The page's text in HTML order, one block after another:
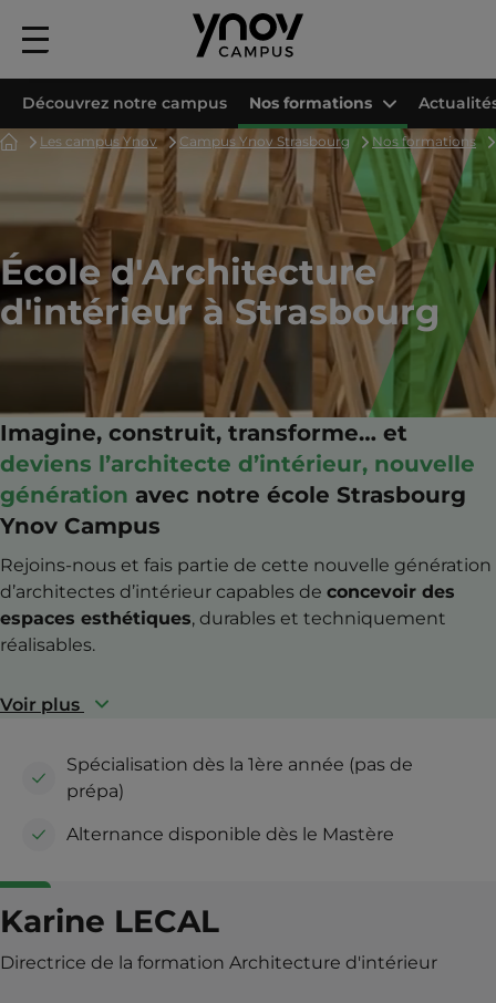
Menu
principal
AccueilLes campus Ynov Campus Ynov Strasbourg Nos formations
École d'Architecture
d'intérieur à Strasbourg
Découvrez notre campus Nos formations
Imagine, construit, transforme… et
deviens l’architecte d’intérieur, nouvelle
génération avec notre école Strasbourg
Ynov Campus
Rejoins-nous et fais partie de cette nouvelle génération
d’architectes d’intérieur capables de concevoir des
espaces esthétiques, durables et techniquement
réalisables.
Voir plus
Spécialisation dès la 1ère année (pas de
prépa)
Alternance disponible dès le Mastère
Karine LECAL
Directrice de la formation Architecture d'intérieur